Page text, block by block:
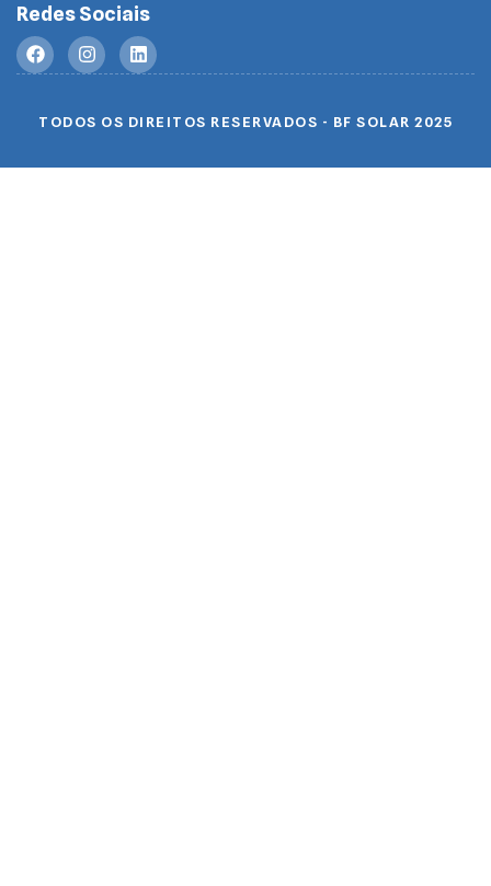
Redes Sociais
TODOS OS DIREITOS RESERVADOS - BF SOLAR 2025